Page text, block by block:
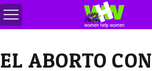
Attiva/disattiva
menu
EL ABORTO CON